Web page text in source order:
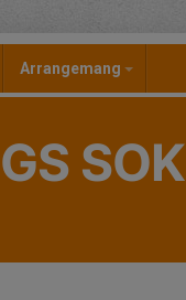
Arrangemang
SOK